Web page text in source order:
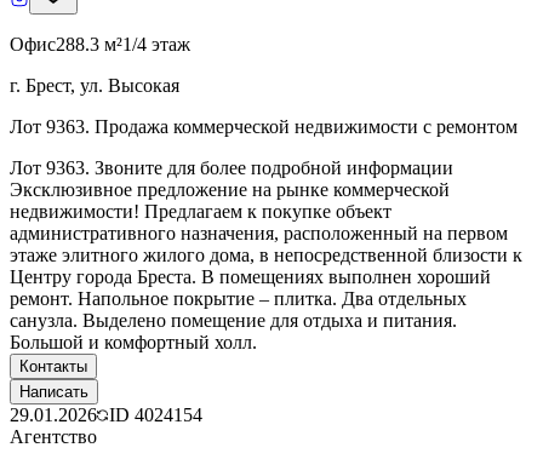
Офис288.3 м²1/4 этаж
г. Брест, ул. Высокая
Лот 9363. Продажа коммерческой недвижимости с ремонтом
Лот 9363. Звоните для более подробной информации
Эксклюзивное предложение на рынке коммерческой
недвижимости! Предлагаем к покупке объект
административного назначения, расположенный на первом
этаже элитного жилого дома, в непосредственной близости к
Центру города Бреста. В помещениях выполнен хороший
ремонт. Напольное покрытие – плитка. Два отдельных
санузла. Выделено помещение для отдыха и питания.
Большой и комфортный холл.
Контакты
Написать
29.01.2026 ID 4024154
Агентство